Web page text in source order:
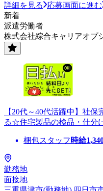
詳細を見る
応募画面に進む
新着
派遣労働者
株式会社綜合キャリアオプ
【20代～40代活躍中】社
る☆住宅製品の検品・仕分
梱包スタッフ 時給
勤務地
面接地